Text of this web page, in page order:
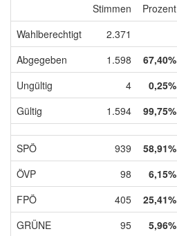
Stimmen
Prozent
Wahlberechtigt
2.371
Abgegeben
1.598 67,40%
Ungültig
4 0,25%
Gültig
1.594 99,75%
SPÖ 939 58,91%
ÖVP
98 6,15%
FPÖ
405 25,41%
GRÜNE
95 5,96%